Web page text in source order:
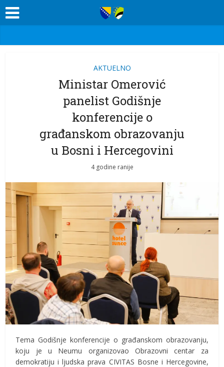
AKTUELNO
Ministar Omerović
panelist Godišnje
konferencije o
građanskom obrazovanju
u Bosni i Hercegovini
4 godine ranije
Tema Godišnje konferencije o građanskom obrazovanju,
koju je u Neumu organizovao Obrazovni centar za
demokratiju i ljudska prava CIVITAS Bosne i Hercegovine,